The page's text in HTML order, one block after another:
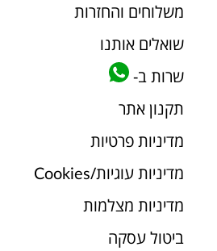
משלוחים והחזרות
שואלים אותנו
שרות ב-
תקנון אתר
מדיניות פרטיות
מדיניות עוגיות/Cookies
מדיניות מצלמות
ביטול עסקה